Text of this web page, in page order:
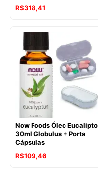
R$318,41
Now Foods Óleo Eucalipto
30ml Globulus + Porta
Cápsulas
R$109,46